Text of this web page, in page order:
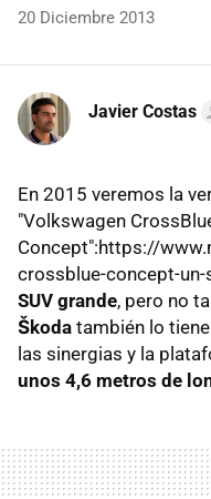
20 Diciembre 2013
Javier Costas
En 2015 veremos la
"Volkswagen
Concept":https://
crossblue-concept-un-
SUV grande, pero no
Škoda también lo
las sinergias y la
unos 4,6 metros de